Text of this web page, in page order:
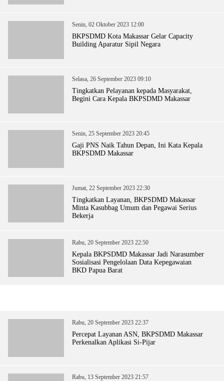
Senin, 02 Oktober 2023 12:00
BKPSDMD Kota Makassar Gelar Capacity
Building Aparatur Sipil Negara
Selasa, 26 September 2023 09:10
Tingkatkan Pelayanan kepada Masyarakat,
Begini Cara Kepala BKPSDMD Makassar
Senin, 25 September 2023 20:45
Gaji PNS Naik Tahun Depan, Ini Kata Kepala
BKPSDMD Makassar
Jumat, 22 September 2023 22:30
Tingkatkan Layanan, BKPSDMD Makassar
Minta Kasubbag Umum dan Pegawai Serius
Bekerja
Rabu, 20 September 2023 22:50
Kepala BKPSDMD Makassar Jadi Narasumber
Sosialisasi Pengelolaan Data Kepegawaian
BKD Papua Barat
Rabu, 20 September 2023 22:37
Percepat Layanan ASN, BKPSDMD Makassar
Perkenalkan Aplikasi Si-Pijar
Rabu, 13 September 2023 21:57